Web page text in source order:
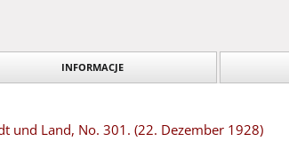
INFORMACJE
und Land, No. 301. (22. Dezember 1928)